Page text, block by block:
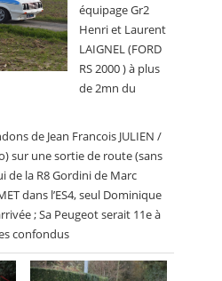
équipage Gr2
Henri et Laurent
LAIGNEL (FORD
RS 2000 ) à plus
de 2mn du
de Jean Francois JULIEN /
sur une sortie de route (sans
de la R8 Gordini de Marc
dans l’ES4, seul Dominique
; Sa Peugeot serait 11e à
confondus